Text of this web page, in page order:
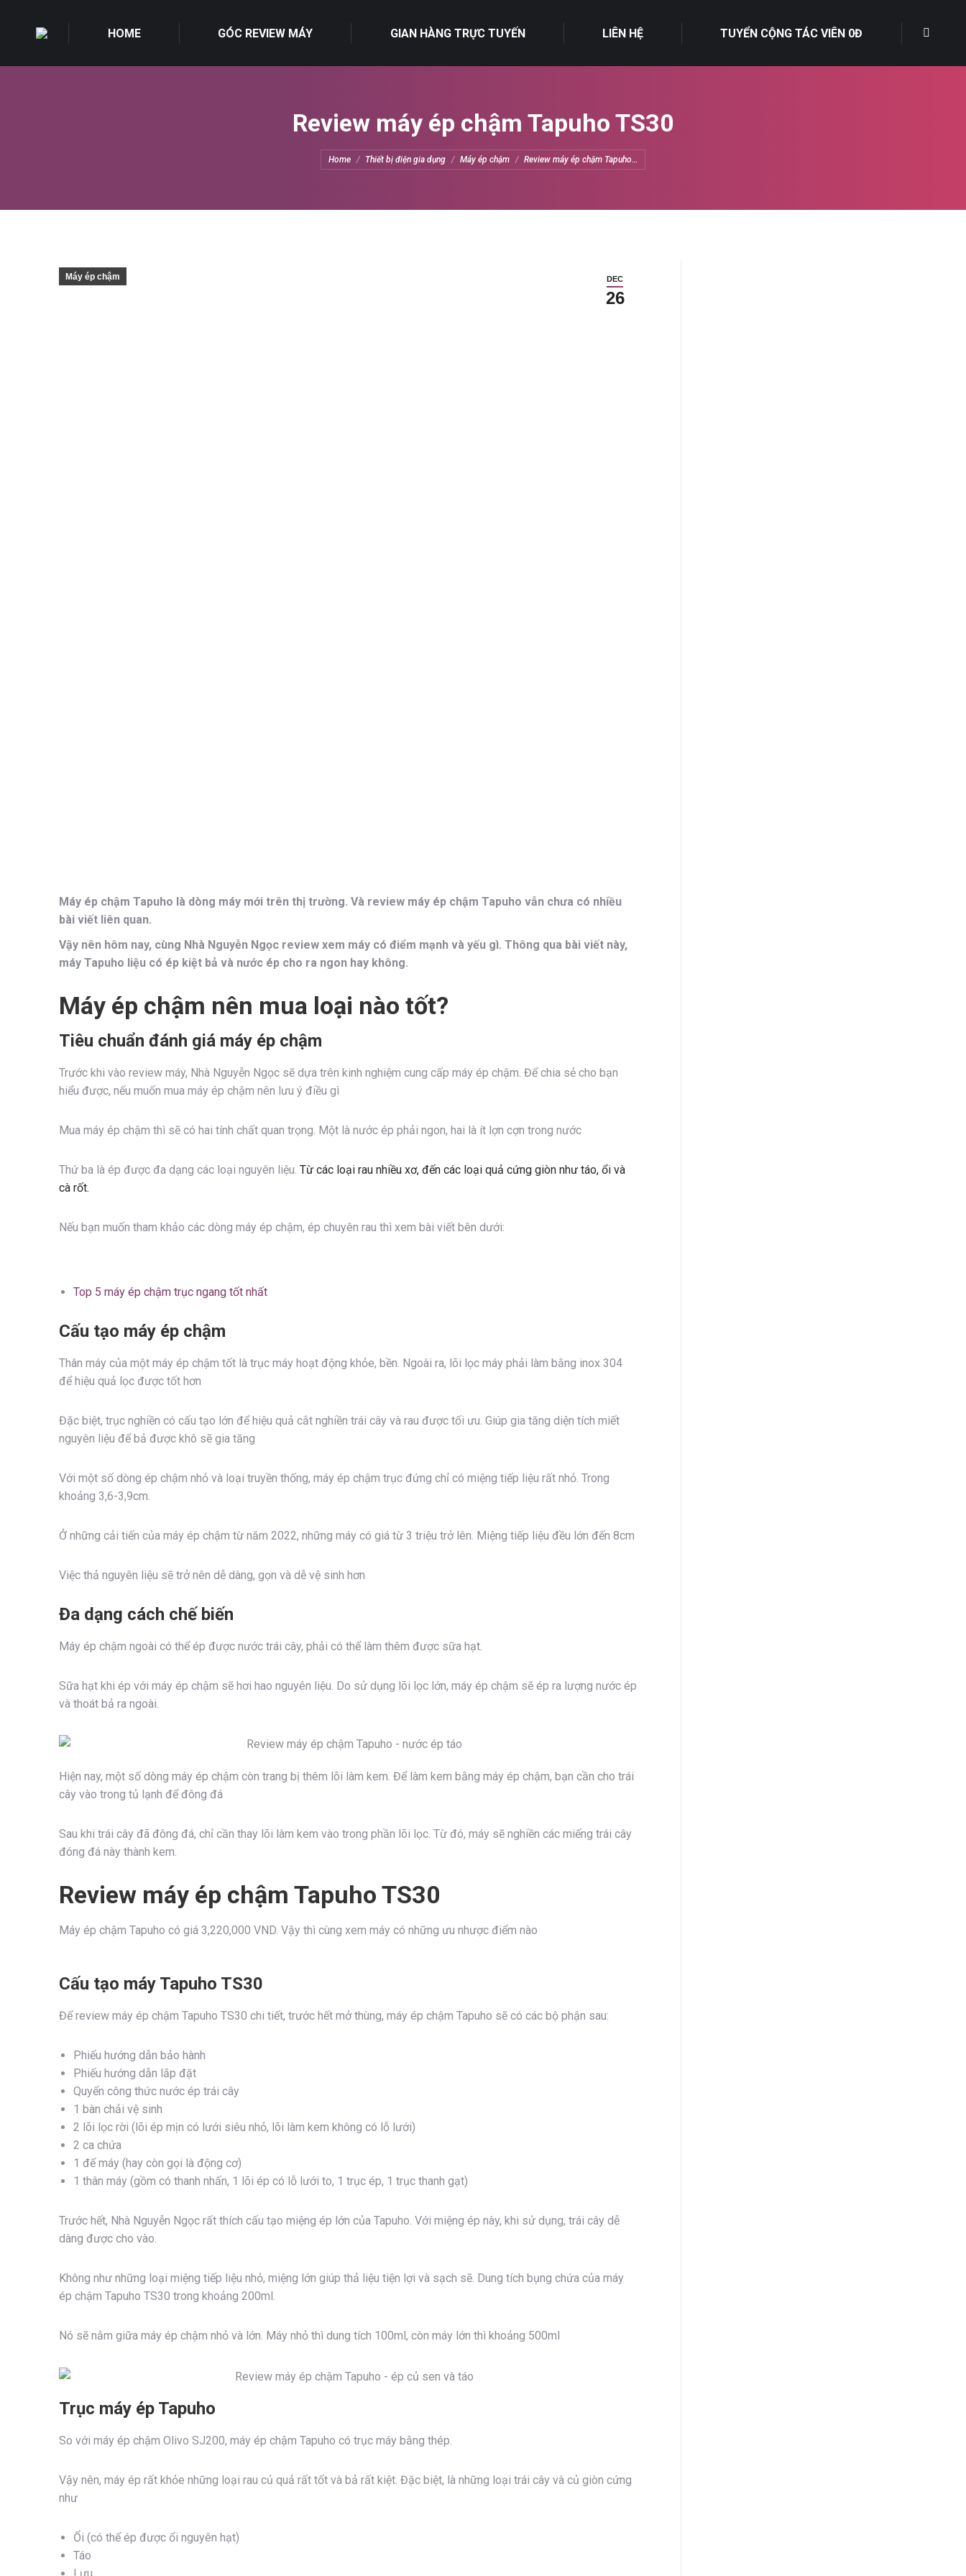
HOME GÓC REVIEW MÁY GIAN HÀNG TRỰC TUYẾN LIÊN HỆ TUYỂN CỘNG TÁC VIÊN 0Đ
Review máy ép chậm Tapuho TS30
You are here:
Home Thiết bị điện gia dụng Máy ép chậm Review máy ép chậm Tapuho…
DEC
26
Máy ép chậm
Máy ép chậm Tapuho là dòng máy mới trên thị trường. Và review máy ép chậm Tapuho vẫn chưa có nhiều
bài viết liên quan.
Vậy nên hôm nay, cùng Nhà Nguyễn Ngọc review xem máy có điểm mạnh và yếu gì. Thông qua bài viết này,
máy Tapuho liệu có ép kiệt bả và nước ép cho ra ngon hay không.
Máy ép chậm nên mua loại nào tốt?
Tiêu chuẩn đánh giá máy ép chậm
Trước khi vào review máy, Nhà Nguyễn Ngọc sẽ dựa trên kinh nghiệm cung cấp máy ép chậm. Để chia sẻ cho bạn
hiểu được, nếu muốn mua máy ép chậm nên lưu ý điều gì
Mua máy ép chậm thì sẽ có hai tính chất quan trọng. Một là nước ép phải ngon, hai là ít lợn cợn trong nước
Thứ ba là ép được đa dạng các loại nguyên liệu. Từ các loại rau nhiều xơ, đến các loại quả cứng giòn như táo, ổi và
cà rốt.
Nếu bạn muốn tham khảo các dòng máy ép chậm, ép chuyên rau thì xem bài viết bên dưới:
Top 5 máy ép chậm trục ngang tốt nhất
Cấu tạo máy ép chậm
Thân máy của một máy ép chậm tốt là trục máy hoạt động khỏe, bền. Ngoài ra, lõi lọc máy phải làm bằng inox 304
để hiệu quả lọc được tốt hơn
Đặc biệt, trục nghiền có cấu tạo lớn để hiệu quả cắt nghiền trái cây và rau được tối ưu. Giúp gia tăng diện tích miết
nguyên liệu để bả được khô sẽ gia tăng
Với một số dòng ép chậm nhỏ và loại truyền thống, máy ép chậm trục đứng chỉ có miệng tiếp liệu rất nhỏ. Trong
khoảng 3,6-3,9cm.
Ở những cải tiến của máy ép chậm từ năm 2022, những máy có giá từ 3 triệu trở lên. Miệng tiếp liệu đều lớn đến 8cm
Việc thả nguyên liệu sẽ trở nên dễ dàng, gọn và dễ vệ sinh hơn
Đa dạng cách chế biến
Máy ép chậm ngoài có thể ép được nước trái cây, phải có thể làm thêm được sữa hạt.
Sữa hạt khi ép với máy ép chậm sẽ hơi hao nguyên liệu. Do sử dụng lõi lọc lớn, máy ép chậm sẽ ép ra lượng nước ép
và thoát bả ra ngoài.
Hiện nay, một số dòng máy ép chậm còn trang bị thêm lõi làm kem. Để làm kem bằng máy ép chậm, bạn cần cho trái
cây vào trong tủ lạnh để đông đá
Sau khi trái cây đã đông đá, chỉ cần thay lõi làm kem vào trong phần lõi lọc. Từ đó, máy sẽ nghiền các miếng trái cây
đóng đá này thành kem.
Review máy ép chậm Tapuho TS30
Máy ép chậm Tapuho có giá 3,220,000 VND. Vậy thì cùng xem máy có những ưu nhược điểm nào
Cấu tạo máy Tapuho TS30
Để review máy ép chậm Tapuho TS30 chi tiết, trước hết mở thùng, máy ép chậm Tapuho sẽ có các bộ phận sau:
Phiếu hướng dẫn bảo hành
Phiếu hướng dẫn lắp đặt
Quyển công thức nước ép trái cây
1 bàn chải vệ sinh
2 lõi lọc rời (lõi ép mịn có lưới siêu nhỏ, lõi làm kem không có lỗ lưới)
2 ca chứa
1 đế máy (hay còn gọi là động cơ)
1 thân máy (gồm có thanh nhấn, 1 lõi ép có lỗ lưới to, 1 trục ép, 1 trục thanh gạt)
Trước hết, Nhà Nguyễn Ngọc rất thích cấu tạo miệng ép lớn của Tapuho. Với miệng ép này, khi sử dụng, trái cây dễ
dàng được cho vào.
Không như những loại miệng tiếp liệu nhỏ, miệng lớn giúp thả liệu tiện lợi và sạch sẽ. Dung tích bụng chứa của máy
ép chậm Tapuho TS30 trong khoảng 200ml.
Nó sẽ nằm giữa máy ép chậm nhỏ và lớn. Máy nhỏ thì dung tích 100ml, còn máy lớn thì khoảng 500ml
Trục máy ép Tapuho
So với máy ép chậm Olivo SJ200, máy ép chậm Tapuho có trục máy bằng thép.
Vậy nên, máy ép rất khỏe những loại rau củ quả rất tốt và bả rất kiệt. Đặc biệt, là những loại trái cây và củ giòn cứng
như
Ổi (có thể ép được ổi nguyên hạt)
Táo
Lựu